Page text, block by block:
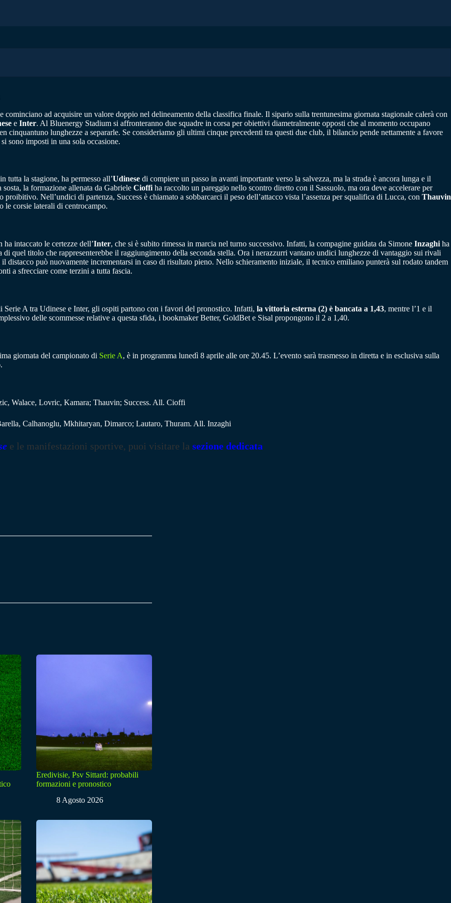
cominciano ad acquisire un valore doppio nel delineamento della classifica finale. Il sipario sulla trentunesima giornata stagionale calerà con
e Inter. Al Bluenergy Stadium si affronteranno due squadre in corsa per obiettivi diametralmente opposti che al momento occupano
cinquantuno lunghezze a separarle. Se consideriamo gli ultimi cinque precedenti tra questi due club, il bilancio pende nettamente a favore
sono imposti in una sola occasione.
tutta la stagione, ha permesso all’Udinese di compiere un passo in avanti importante verso la salvezza, ma la strada è ancora lunga e il
la formazione allenata da Gabriele Cioffiha raccolto un pareggio nello scontro diretto con il Sassuolo, ma ora deve accelerare per
Nell’undici di partenza, Success è chiamato a sobbarcarci il peso dell’attacco vista l’assenza per squalifica di Lucca, con Thauvin
le corsie laterali di centrocampo.
intaccato le certezze dell’Inter, che si è subito rimessa in marcia nel turno successivo. Infatti, la compagine guidata da Simone Inzaghi ha
quel titolo che rappresenterebbe il raggiungimento della seconda stella. Ora i nerazzurri vantano undici lunghezze di vantaggio sui rivali
distacco può nuovamente incrementarsi in caso di risultato pieno. Nello schieramento iniziale, il tecnico emiliano punterà sul rodato tandem
a sfrecciare come terzini a tutta fascia.
Serie A tra Udinese e Inter, gli ospiti partono con i favori del pronostico. Infatti, la vittoria esterna (2) è bancata a 1,43, mentre l’1 e il
delle scommesse relative a questa sfida, i bookmaker Better, GoldBet e Sisal propongono il 2 a 1,40.
giornata del campionato di Serie A, è in programma lunedì 8 aprile alle ore 20.45. L’evento sarà trasmesso in diretta e in esclusiva sulla
Walace, Lovric, Kamara; Thauvin; Success. All. Cioffi
Calhanoglu, Mkhitaryan, Dimarco; Lautaro, Thuram. All. Inzaghi
e le manifestazioni sportive, puoi visitare la sezione dedicata
Eredivisie, Psv Sittard: probabili
formazioni e pronostico
8 Agosto 2026